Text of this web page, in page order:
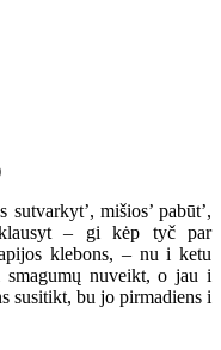
mišios’ pabūt’,
– gi kėp tyč par
klebons, – nu i ketu
smagumų nuveikt, o jau i
susitikt, bu jo pirmadiens i